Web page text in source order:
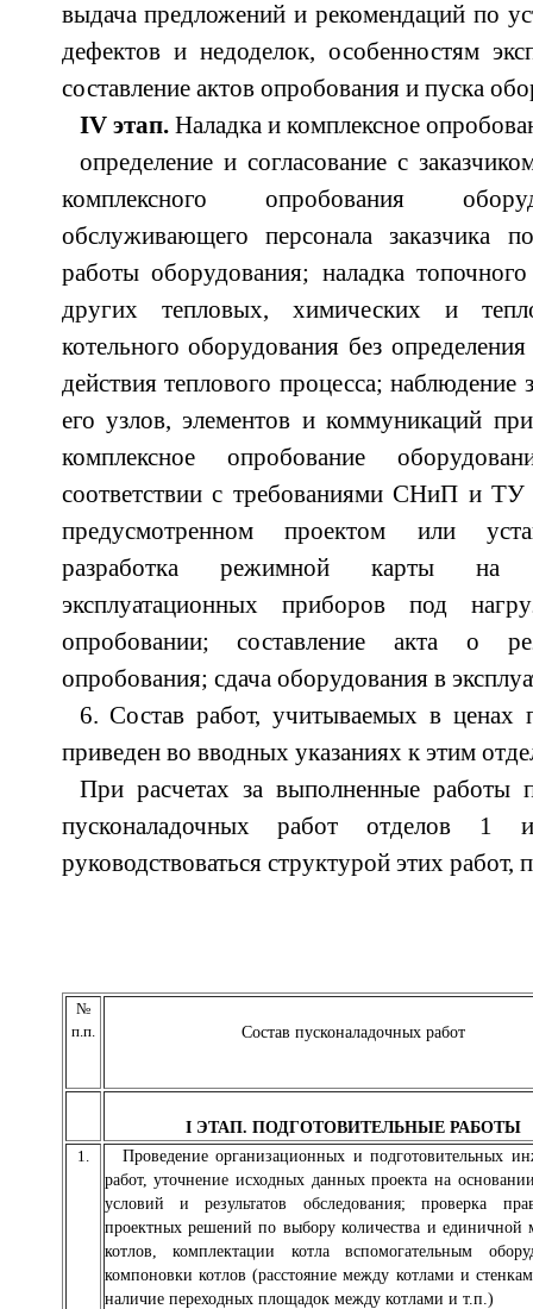
выдача предложений и рекомендаций по
дефектов и недоделок, особенностям
составление актов опробования и пуска
IV этап.Наладка и комплексное
определение и согласование с
комплексного опробования
обслуживающего персонала заказчика
работы оборудования; наладка
других тепловых, химических и
котельного оборудования без
действия теплового процесса; наблюдение
его узлов, элементов и коммуникаций
комплексное опробование
соответствии с требованиями СНиП и
предусмотренном проектом или
разработка режимной карты на
эксплуатационных приборов под
опробовании; составление акта о
опробования; сдача оборудования в
6. Состав работ, учитываемых в ценах
приведен во вводных указаниях к этим
При расчетах за выполненные работы
пусконаладочных работ отделов
руководствоваться структурой этих работ,
№
п.п.
Состав пусконаладочных работ
I ЭТАП. ПОДГОТОВИТЕЛЬНЫЕ РАБОТЫ
1.
Проведение организационных и подготовительных
работ, уточнение исходных данных проекта на
условий и результатов обследования; проверка
проектных решений по выбору количества и единичной
котлов, комплектации котла вспомогательным
компоновки котлов (расстояние между котлами и
наличие переходных площадок между котлами и т.п.)